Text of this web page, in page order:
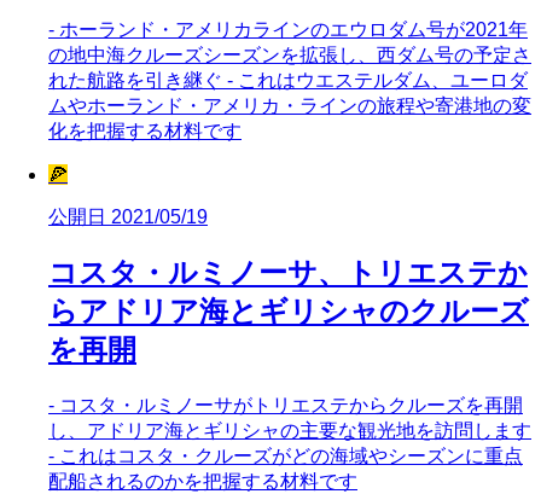
- ホーランド・アメリカラインのエウロダム号が2021年
の地中海クルーズシーズンを拡張し、西ダム号の予定さ
れた航路を引き継ぐ - これはウエステルダム、ユーロダ
ムやホーランド・アメリカ・ラインの旅程や寄港地の変
化を把握する材料です
🍕
公開日 2021/05/19
コスタ・ルミノーサ、トリエステか
らアドリア海とギリシャのクルーズ
を再開
- コスタ・ルミノーサがトリエステからクルーズを再開
し、アドリア海とギリシャの主要な観光地を訪問します
- これはコスタ・クルーズがどの海域やシーズンに重点
配船されるのかを把握する材料です